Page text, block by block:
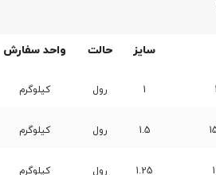
سایز حالت واحد سفارش
1 رول کیلوگرم
1.5 رول کیلوگرم
1.25 رول کیلوگرم